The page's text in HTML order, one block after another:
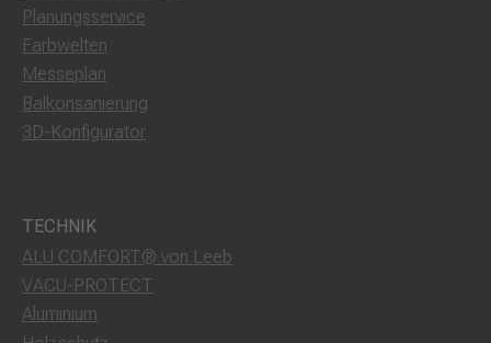
Planungsservice
Farbwelten
Messeplan
Balkonsanierung
3D-Konfigurator
TECHNIK
ALU COMFORT® von Leeb
VACU-PROTECT
Aluminium